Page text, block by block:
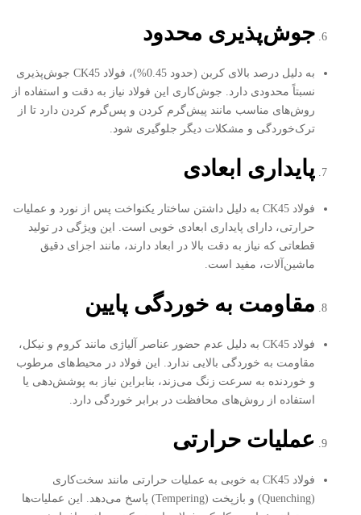
جوش‌پذیری محدود
به دلیل درصد بالای کربن (حدود 0.45%)، فولاد CK45 جوش‌پذیری
نسبتاً محدودی دارد. جوش‌کاری این فولاد نیاز به دقت و استفاده از
روش‌های مناسب مانند پیش‌گرم کردن و پس‌گرم کردن دارد تا از
ترک‌خوردگی و مشکلات دیگر جلوگیری شود.
پایداری ابعادی
فولاد CK45 به دلیل داشتن ساختار یکنواخت پس از نورد و عملیات
حرارتی، دارای پایداری ابعادی خوبی است. این ویژگی در تولید
قطعاتی که نیاز به دقت بالا در ابعاد دارند، مانند اجزای دقیق
ماشین‌آلات، مفید است.
مقاومت به خوردگی پایین
فولاد CK45 به دلیل عدم حضور عناصر آلیاژی مانند کروم و نیکل،
مقاومت به خوردگی بالایی ندارد. این فولاد در محیط‌های مرطوب
و خوردنده به سرعت زنگ می‌زند، بنابراین نیاز به پوشش‌دهی یا
استفاده از روش‌های محافظت در برابر خوردگی دارد.
عملیات حرارتی
فولاد CK45 به خوبی به عملیات حرارتی مانند سخت‌کاری
(Quenching) و بازپخت (Tempering) پاسخ می‌دهد. این عملیات‌ها